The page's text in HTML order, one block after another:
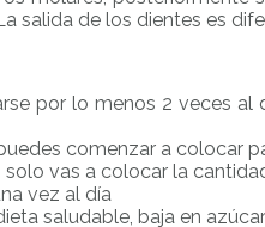
salida de los dientes es
por lo menos 2 veces
comenzar a colocar
vas a colocar la
vez al día
saludable, baja en azúcar